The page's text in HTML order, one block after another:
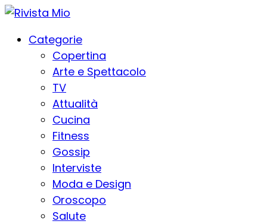
Categorie
Copertina
Arte e Spettacolo
TV
Attualità
Cucina
Fitness
Gossip
Interviste
Moda e Design
Oroscopo
Salute